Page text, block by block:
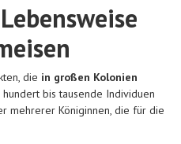
die in großen Kolonien
bis tausende Individuen
mehrerer Königinnen, die für die